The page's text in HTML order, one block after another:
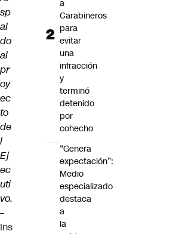
sp
al
do
al
pr
oy
ec
to
de
l
Ej
ec
uti
vo.
–
Ins
a
Carabineros
para
evitar
una
infracción
y
terminó
detenido
por
cohecho
“Genera
expectación”:
Medio
especializado
destaca
a
la